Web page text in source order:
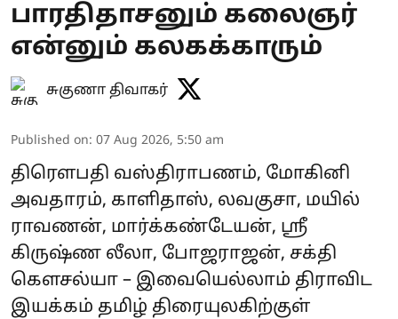
பாரதிதாசனும் கலைஞர்
என்னும் கலகக்காரும்
சுகுணா திவாகர்
Published on: 07 Aug 2026, 5:50 am
திரௌபதி வஸ்திராபணம், மோகினி
அவதாரம், காளிதாஸ், லவகுசா, மயில்
ராவணன், மார்க்கண்டேயன், ஸ்ரீ
கிருஷ்ண லீலா, போஜராஜன், சக்தி
கௌசல்யா – இவையெல்லாம் திராவிட
இயக்கம் தமிழ் திரையுலகிற்குள்